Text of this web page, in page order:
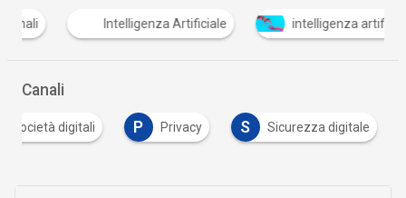
Intelligenza Artificiale intelligenza artificiale
Canali
e società digitali P Privacy S Sicurezza digitale